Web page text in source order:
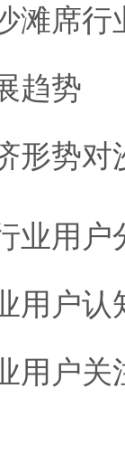
滩席行
趋势
形势
业用户
用户认
用户关